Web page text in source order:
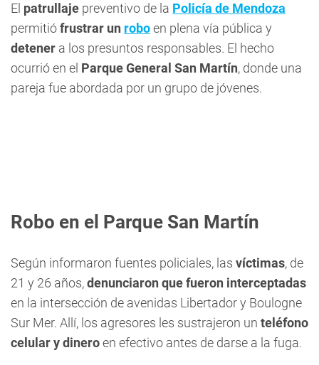
El patrullaje preventivo de la Policía de Mendoza
permitiófrustrar un roboen plena vía pública y
detener a los presuntos responsables. El hecho
ocurrió en el Parque General San Martín, donde una
pareja fue abordada por un grupo de jóvenes.
Robo en el Parque San Martín
Según informaron fuentes policiales, las víctimas, de
21 y 26 años,denunciaron que fueron interceptadas
en la intersección de avenidas Libertador y Boulogne
Sur Mer. Allí, los agresores les sustrajeron un teléfono
celular y dineroen efectivo antes de darse a la fuga.